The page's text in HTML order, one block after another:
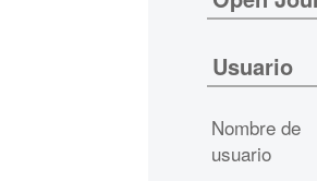
Usuario
Nombre de
usuario